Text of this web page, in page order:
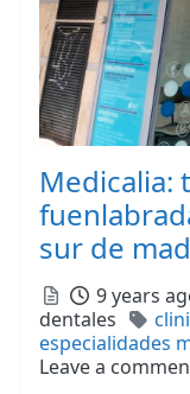
Medicalia:
sur de
Posted
9 years
dentales
especialidades
Leave a